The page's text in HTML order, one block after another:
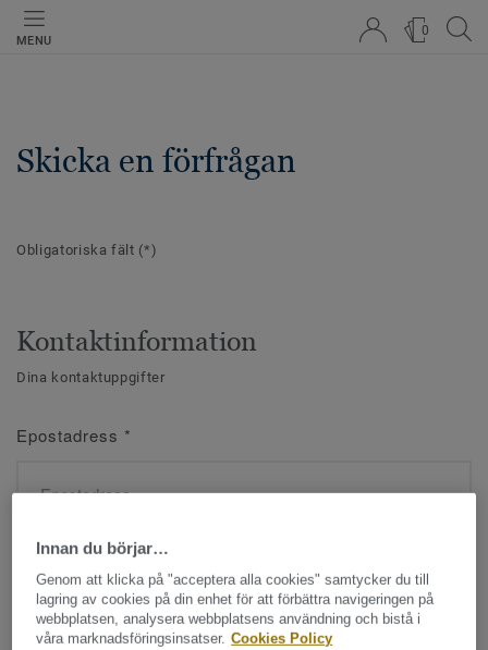
MENU
0
Skicka en förfrågan
Obligatoriska fält (*)
Kontaktinformation
Dina kontaktuppgifter
Epostadress *
Namn*
Innan du börjar…
Genom att klicka på "acceptera alla cookies" samtycker du till
lagring av cookies på din enhet för att förbättra navigeringen på
webbplatsen, analysera webbplatsens användning och bistå i
våra marknadsföringsinsatser. Cookies Policy